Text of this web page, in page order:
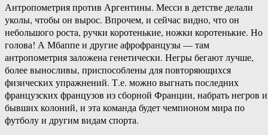
Антропометрия против Аргентины. Месси в детстве делали
уколы, чтобы он вырос. Впрочем, и сейчас видно, что он
небольшого роста, ручки коротенькие, ножки коротенькие. Но
голова! А Мбаппе и другие афрофранцузы — там
антропометрия заложена генетически. Негры бегают лучше,
более выносливы, приспособлены для повторяющихся
физических упражнений. Т.е. можно выгнать последних
французских французов из сборной Франции, набрать негров
бывших колоний, и эта команда будет чемпионом мира по
футболу и другим видам спорта.